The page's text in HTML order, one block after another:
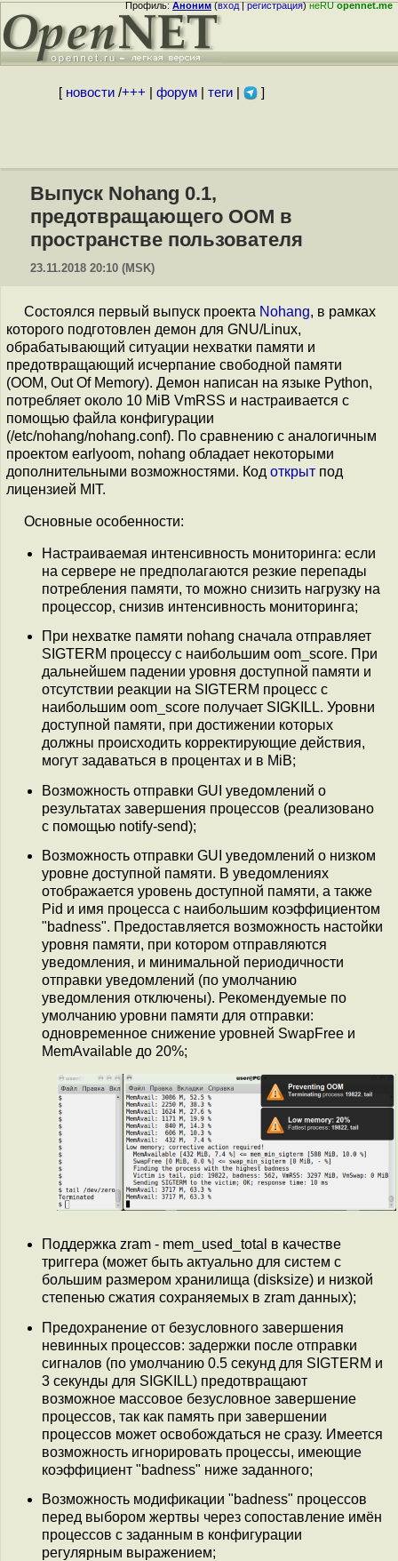
Профиль:Аноним(вход|регистрация)неRUopennet.me
[ новости/+++ форум| теги| ]
Выпуск Nohang 0.1,
предотвращающего OOM в
пространстве пользователя
23.11.2018 20:10 (MSK)
Состоялся первый выпуск проекта Nohang, в рамках
которого подготовлен демон для GNU/Linux,
обрабатывающий ситуации нехватки памяти и
предотвращающий исчерпание свободной памяти
(OOM, Out Of Memory). Демон написан на языке Python,
потребляет около 10 MiB VmRSS и настраивается с
помощью файла конфигурации
(/etc/nohang/nohang.conf). По сравнению с аналогичным
проектом earlyoom, nohang обладает некоторыми
дополнительными возможностями. Код открыт под
лицензией MIT.
Основные особенности:
Настраиваемая интенсивность мониторинга: если
на сервере не предполагаются резкие перепады
потребления памяти, то можно снизить нагрузку на
процессор, снизив интенсивность мониторинга;
При нехватке памяти nohang сначала отправляет
SIGTERM процессу с наибольшим oom_score. При
дальнейшем падении уровня доступной памяти и
отсутствии реакции на SIGTERM процесс с
наибольшим oom_score получает SIGKILL. Уровни
доступной памяти, при достижении которых
должны происходить корректирующие действия,
могут задаваться в процентах и в MiB;
Возможность отправки GUI уведомлений о
результатах завершения процессов (реализовано
с помощью notify-send);
Возможность отправки GUI уведомлений о низком
уровне доступной памяти. В уведомлениях
отображается уровень доступной памяти, а также
Pid и имя процесса с наибольшим коэффициентом
"badness". Предоставляется возможность настойки
уровня памяти, при котором отправляются
уведомления, и минимальной периодичности
отправки уведомлений (по умолчанию
уведомления отключены). Рекомендуемые по
умолчанию уровни памяти для отправки:
одновременное снижение уровней SwapFree и
MemAvailable до 20%;
Поддержка zram - mem_used_total в качестве
триггера (может быть актуально для систем с
большим размером хранилища (disksize) и низкой
степенью сжатия сохраняемых в zram данных);
Предохранение от безусловного завершения
невинных процессов: задержки после отправки
сигналов (по умолчанию 0.5 секунд для SIGTERM и
3 секунды для SIGKILL) предотвращают
возможное массовое безусловное завершение
процессов, так как память при завершении
процессов может освобождаться не сразу. Имеется
возможность игнорировать процессы, имеющие
коэффициент "badness" ниже заданного;
Возможность модификации "badness" процессов
перед выбором жертвы через сопоставление имён
процессов с заданным в конфигурации
регулярным выражением;